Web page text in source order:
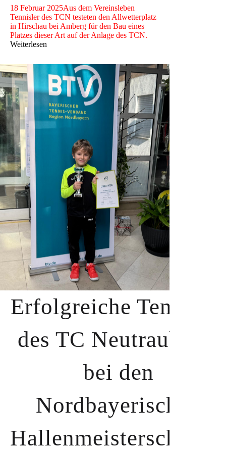
18 Februar 2025Aus dem Vereinsleben
Tennisler des TCN testeten den Allwetterplatz
in Hirschau bei Amberg für den Bau eines
Platzes dieser Art auf der Anlage des TCN.
Weiterlesen
Erfolgreiche Tennisler
des TC Neutraubling
bei den
Nordbayerischen
Hallenmeisterschaften